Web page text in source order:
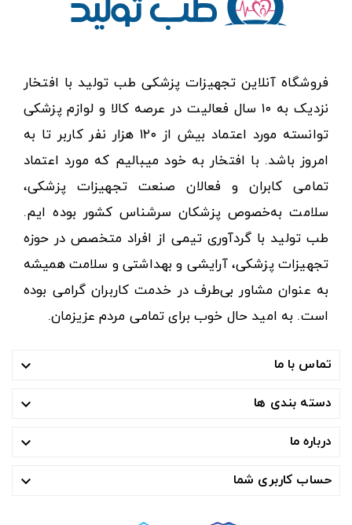
فروشگاه آنلاین تجهیزات پزشکی طب تولید با افتخار
نزدیک به ۱۰ سال فعالیت در عرصه کالا و لوازم پزشکی
توانسته مورد اعتماد بیش از ۱۲۰ هزار نفر کاربر تا به
امروز باشد. با افتخار به خود میبالیم که مورد اعتماد
تمامی کابران و فعالان صنعت تجهیزات پزشکی،
سلامت به‌خصوص پزشکان سرشناس کشور بوده ایم.
طب تولید با گردآوری تیمی از افراد متخصص در حوزه
تجهیزات پزشکی، آرایشی و بهداشتی و سلامت همیشه
به عنوان مشاور بی‌طرف در خدمت کاربران گرامی بوده
است. به امید حال خوب برای تمامی مردم عزیزمان.
تماس با ما 
دسته بندی ها 
درباره ما 
حساب کاربری شما 